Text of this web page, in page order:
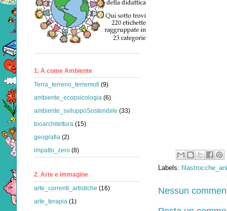
Labels:
Nessun
1. A come Ambiente
Terra_terreno_terremoti (9)
ambiente_ecopsicologia (6)
ambiente_sviluppoSostenibile (33)
bioarchitettura (15)
geografia (2)
impatto_zero (8)
2. Arte e immagine
arte_correnti_artistiche (16)
arte_terapia (1)